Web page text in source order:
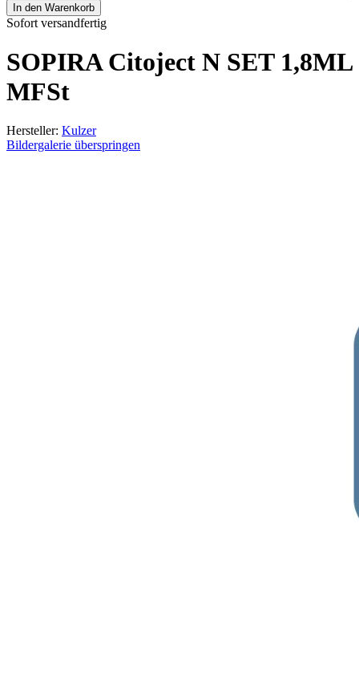
In den Warenkorb
Sofort versandfertig
SOPIRA Citoject N SET 1,8ML
MFSt
Hersteller: Kulzer
Bildergalerie überspringen